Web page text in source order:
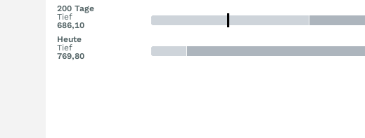
200 Tage
Tief
686,10
Heute
Tief
769,80